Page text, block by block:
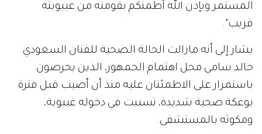
المستمر وبإذن الله أطمنكم بقومته من غيبوبته
قريب".
يشار إلى أنه مازالت الحالة الصحية للفنان السعودي
خالد سامي محل اهتمام الجمهور، الذين يحرصون
باستمرار على الاطمئنان عليه منذ أن أصيب قبل فترة
بوعكة صحية شديدة، تسببت في دخوله غيبوبة،
ومكوثه بالمستشفى.